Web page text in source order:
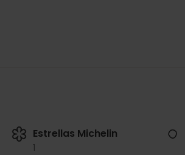
Estrellas Michelin
1